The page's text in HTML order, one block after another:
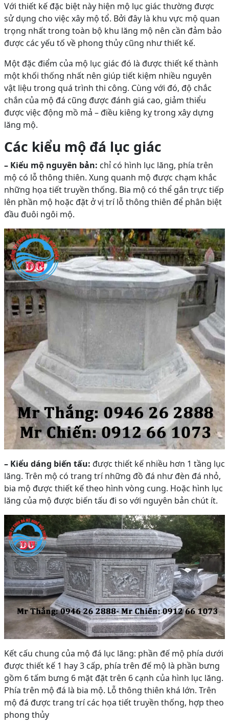
Với thiết kế đặc biệt này hiện mộ lục giác thường được
sử dụng cho việc xây mộ tổ. Bởi đây là khu vực mộ quan
trọng nhất trong toàn bộ khu lăng mộ nên cần đảm bảo
được các yếu tố về phong thủy cũng như thiết kế.
Một đặc điểm của mộ lục giác đó là được thiết kế thành
một khối thống nhất nên giúp tiết kiệm nhiều nguyên
vật liệu trong quá trình thi công. Cùng với đó, độ chắc
chắn của mộ đá cũng được đánh giá cao, giảm thiểu
được việc động mồ mả – điều kiêng kỵ trong xây dựng
lăng mộ.
Các kiểu mộ đá lục giác
– Kiểu mộ nguyên bản: chỉ có hình lục lăng, phía trên
mộ có lỗ thông thiên. Xung quanh mộ được chạm khắc
những họa tiết truyền thống. Bia mộ có thể gắn trực tiếp
lên phần mộ hoặc đặt ở vị trí lỗ thông thiên để phân biệt
đầu đuôi ngôi mộ.
– Kiểu dáng biến tấu: được thiết kế nhiều hơn 1 tầng lục
lăng. Trên mộ có trang trí những đồ đá như đèn đá nhỏ,
bia mộ được thiết kế theo hình vòng cung. Hoặc hình lục
lăng của mộ được biến tấu đi so với nguyên bản chút ít.
Kết cấu chung của mộ đá lục lăng: phần đế mộ phía dưới
được thiết kế 1 hay 3 cấp, phía trên đế mộ là phần bưng
gồm 6 tấm bưng 6 mặt đặt trên 6 cạnh của hình lục lăng.
Phía trên mộ đá là bia mộ. Lỗ thông thiên khá lớn. Trên
mộ đá được trang trí các họa tiết truyền thống, hợp theo
phong thủy